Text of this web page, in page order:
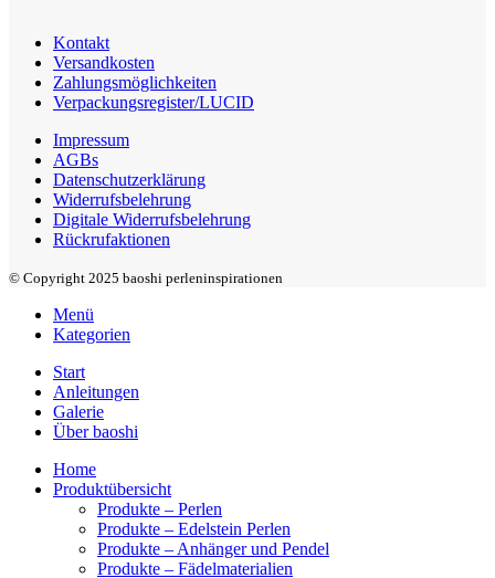
Kontakt
Versandkosten
Zahlungsmöglichkeiten
Verpackungsregister/LUCID
Impressum
AGBs
Datenschutzerklärung
Widerrufsbelehrung
Digitale Widerrufsbelehrung
Rückrufaktionen
© Copyright 2025 baoshi perleninspirationen
Menü
Kategorien
Start
Anleitungen
Galerie
Über baoshi
Home
Produktübersicht
Produkte – Perlen
Produkte – Edelstein Perlen
Produkte – Anhänger und Pendel
Produkte – Fädelmaterialien